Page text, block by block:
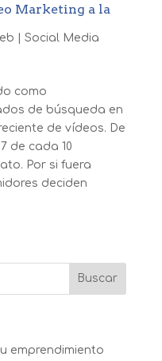
Marketing a la
Social Media
como
de búsqueda en
de vídeos. De
de cada 10
Por si fuera
deciden
emprendimiento